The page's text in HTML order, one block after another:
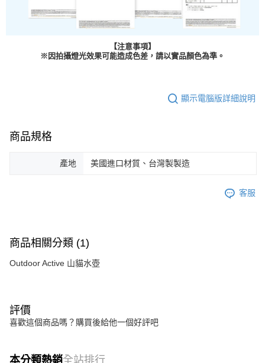
【注意事項】
※因拍攝燈光效果可能造成色差，請以實品顏色為準。
顯示電腦版詳細說明
商品規格
產地 美國進口材質、台灣製製造
客服
商品相關分類 (1)
Outdoor Active 山貓水壺
評價
喜歡這個商品嗎？購買後給他一個好評吧
本分類熱銷全站排行